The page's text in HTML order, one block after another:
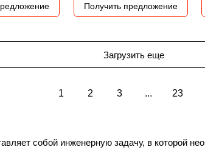
Получить предложение
Загрузить еще
1 2 3 ... 23
собой инженерную задачу, в которой